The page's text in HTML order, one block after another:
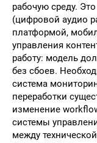
рабочую среду.
(цифровой аудио
платформой,
управления
работу: модель
без сбоев.
система
переработки
изменение
системы
между